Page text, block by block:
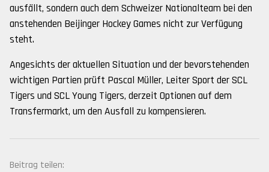
ausfällt, sondern auch dem Schweizer Nationalteam bei den
anstehenden Beijinger Hockey Games nicht zur Verfügung
steht.
Angesichts der aktuellen Situation und der bevorstehenden
wichtigen Partien prüft Pascal Müller, Leiter Sport der SCL
Tigers und SCL Young Tigers, derzeit Optionen auf dem
Transfermarkt, um den Ausfall zu kompensieren.
Beitrag teilen: